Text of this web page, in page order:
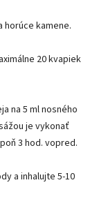
horúce kamene.
20 kvapiek
na 5 ml nosného
je vykonať
3 hod. vopred.
a inhalujte 5-10